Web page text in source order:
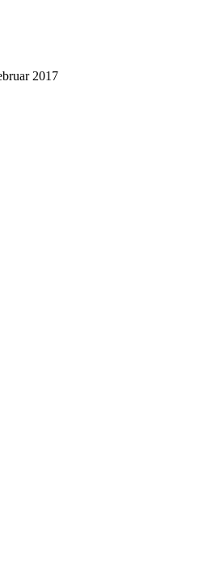
2017